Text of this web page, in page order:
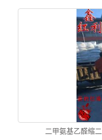
二甲氨基乙醛缩